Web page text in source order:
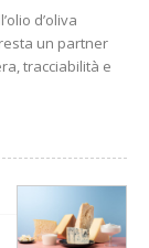
d’oliva
un partner
tracciabilità e